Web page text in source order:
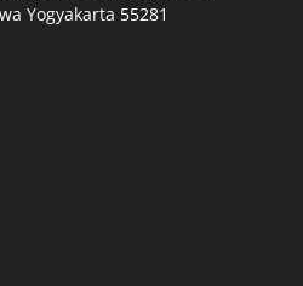
Yogyakarta 55281